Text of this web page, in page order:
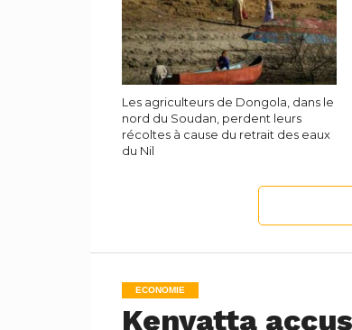
Les agriculteurs de Dongola, dans le
nord du Soudan, perdent leurs
récoltes à cause du retrait des eaux
du Nil
ECONOMIE
Kenyatta